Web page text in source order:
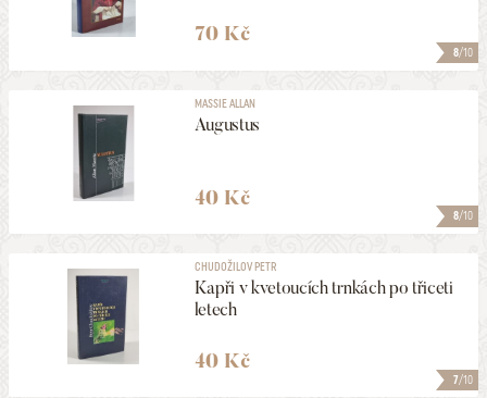
8/10
70 Kč
8/10
MASSIE ALLAN
Augustus
40 Kč
7/10
CHUDOŽILOV PETR
Kapři v kvetoucích trnkách po třiceti
letech
40 Kč